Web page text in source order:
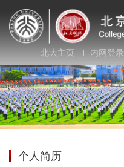
北大主页 内网登录
个人简历